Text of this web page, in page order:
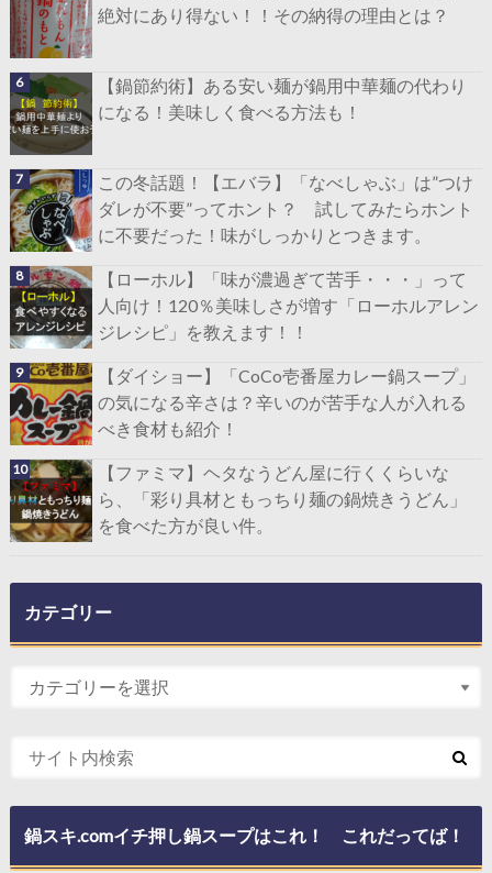
絶対にあり得ない！！その納得の理由とは？
【鍋節約術】ある安い麺が鍋用中華麺の代わり
になる！美味しく食べる方法も！
この冬話題！【エバラ】「なべしゃぶ」は”つけ
ダレが不要”ってホント？ 試してみたらホント
に不要だった！味がしっかりとつきます。
【ローホル】「味が濃過ぎて苦手・・・」って
人向け！120％美味しさが増す「ローホルアレン
ジレシピ」を教えます！！
【ダイショー】「CoCo壱番屋カレー鍋スープ」
の気になる辛さは？辛いのが苦手な人が入れる
べき食材も紹介！
【ファミマ】ヘタなうどん屋に行くくらいな
ら、「彩り具材ともっちり麺の鍋焼きうどん」
を食べた方が良い件。
カテゴリー
鍋スキ.comイチ押し鍋スープはこれ！ これだってば！